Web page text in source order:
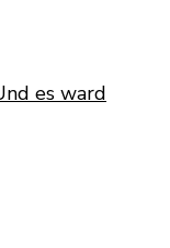
es ward